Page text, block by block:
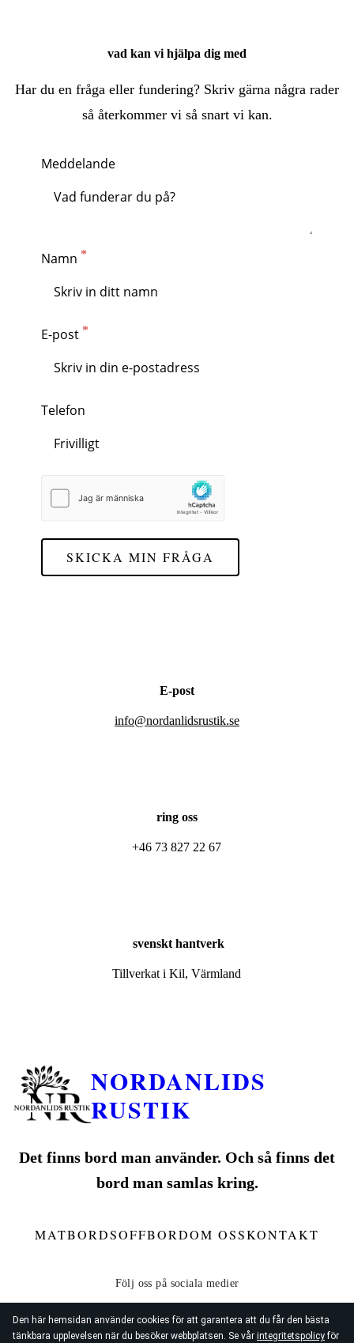
Den här hemsidan använder cookies för att garantera att du får den bästa
tänkbara upplevelsen när du besöker webbplatsen. Se vår integritetspolicyför
vad kan vi hjälpa dig med
Har du en fråga eller fundering? Skriv gärna några rader
så återkommer vi så snart vi kan.
Meddelande
Namn
E-post
Telefon
SKICKA MIN FRÅGA
E-post
info@nordanlidsrustik.se
ring oss
+46 73 827 22 67
svenskt hantverk
Tillverkat i Kil, Värmland
NORDANLIDS
RUSTIK
Det finns bord man använder. Och så finns det
bord man samlas kring.
MATBORDSOFFBORDOM OSSKONTAKT